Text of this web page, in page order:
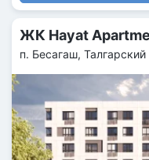
ЖК Hayat
п. Бесагаш, Талгарский